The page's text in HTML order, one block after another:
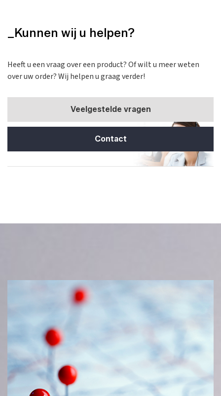
_Kunnen wij u helpen?
Heeft u een vraag over een product? Of wilt u meer weten
over uw order? Wij helpen u graag verder!
Veelgestelde vragen
Contact